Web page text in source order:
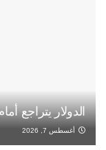
الدولار يتراجع أمام
أغسطس 7, 2026